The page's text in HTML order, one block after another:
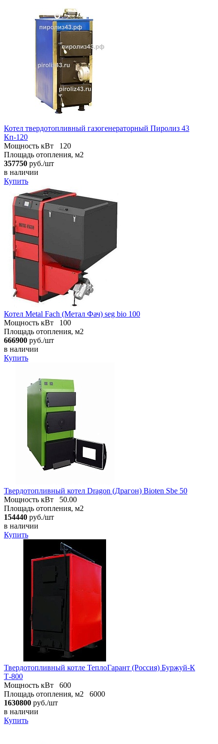
Котел твердотопливный газогенераторный Пиролиз 43
Кп-120
Мощность кВт
120
Площадь отопления, м2
357750 руб./шт
в наличии
Купить
Котел Metal Fach (Метал Фач) seg bio 100
Мощность кВт
100
Площадь отопления, м2
666900 руб./шт
в наличии
Купить
Твердотопливный котел Dragon (Драгон) Bioten Sbe 50
Мощность кВт
50.00
Площадь отопления, м2
154440 руб./шт
в наличии
Купить
Твердотопливный котле ТеплоГарант (Россия) Буржуй-К
Т-800
Мощность кВт
600
Площадь отопления, м2
6000
1630800 руб./шт
в наличии
Купить